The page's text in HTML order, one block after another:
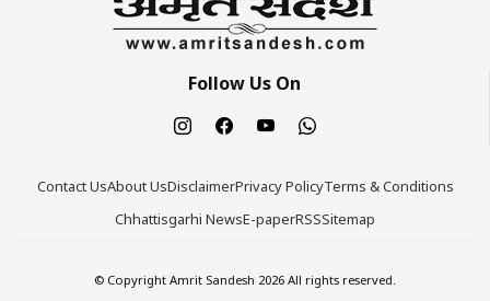
Follow Us On
Contact UsAbout UsDisclaimerPrivacy PolicyTerms & Conditions
Chhattisgarhi NewsE-paperRSSSitemap
© Copyright Amrit Sandesh 2026 All rights reserved.